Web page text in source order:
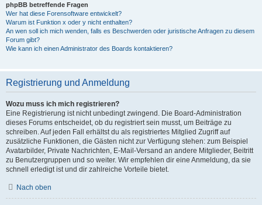
phpBB betreffende Fragen
Wer hat diese Forensoftware entwickelt?
Warum ist Funktion x oder y nicht enthalten?
An wen soll ich mich wenden, falls es Beschwerden oder juristische Anfragen zu diesem
Forum gibt?
Wie kann ich einen Administrator des Boards kontaktieren?
Registrierung und Anmeldung
Wozu muss ich mich registrieren?
Eine Registrierung ist nicht unbedingt zwingend. Die Board-Administration
dieses Forums entscheidet, ob du registriert sein musst, um Beiträge zu
schreiben. Auf jeden Fall erhältst du als registriertes Mitglied Zugriff auf
zusätzliche Funktionen, die Gästen nicht zur Verfügung stehen: zum Beispiel
Avatarbilder, Private Nachrichten, E-Mail-Versand an andere Mitglieder, Beitritt
zu Benutzergruppen und so weiter. Wir empfehlen dir eine Anmeldung, da sie
schnell erledigt ist und dir zahlreiche Vorteile bietet.
Nach oben